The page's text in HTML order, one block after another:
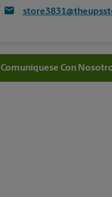
Comuníquese Con